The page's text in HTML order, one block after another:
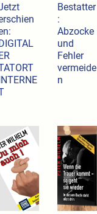
Bestatter
:
Abzocke
und
Fehler
vermeide
n